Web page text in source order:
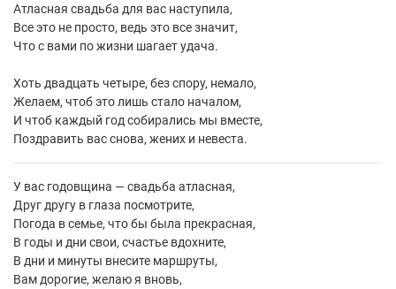
Атласная свадьба для вас наступила,
Все это не просто, ведь это все значит,
Что с вами по жизни шагает удача.
Хоть двадцать четыре, без спору, немало,
Желаем, чтоб это лишь стало началом,
И чтоб каждый год собирались мы вместе,
Поздравить вас снова, жених и невеста.
У вас годовщина — свадьба атласная,
Друг другу в глаза посмотрите,
Погода в семье, что бы была прекрасная,
В годы и дни свои, счастье вдохните,
В дни и минуты внесите маршруты,
Вам дорогие, желаю я вновь,